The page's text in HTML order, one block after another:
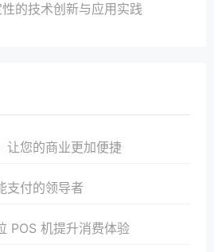
的技术创新与应用实践
让您的商业更加便捷
支付的领导者
POS 机提升消费体验